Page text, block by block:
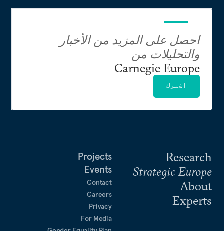
Research
Strategic Europe
About
Experts
Projects
Events
Contact
Careers
Privacy
For Media
احصل على المزيد من الأخبار
والتحليلات من
Carnegie Europe
اشترك